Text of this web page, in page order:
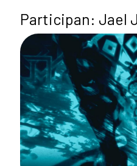
Participan: Jael